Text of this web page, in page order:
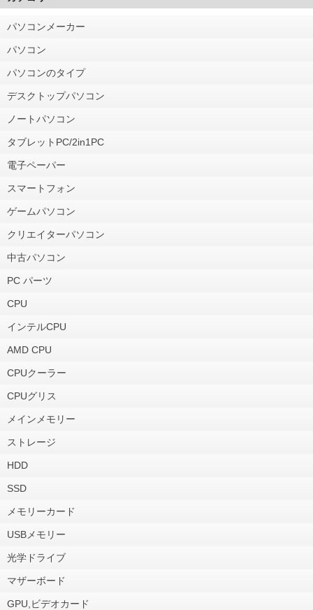
パソコンメーカー
パソコン
パソコンのタイプ
デスクトップパソコン
ノートパソコン
タブレットPC/2in1PC
電子ペーパー
スマートフォン
ゲームパソコン
クリエイターパソコン
中古パソコン
PC パーツ
CPU
インテルCPU
AMD CPU
CPUクーラー
CPUグリス
メインメモリー
ストレージ
HDD
SSD
メモリーカード
USBメモリー
光学ドライブ
マザーボード
GPU,ビデオカード